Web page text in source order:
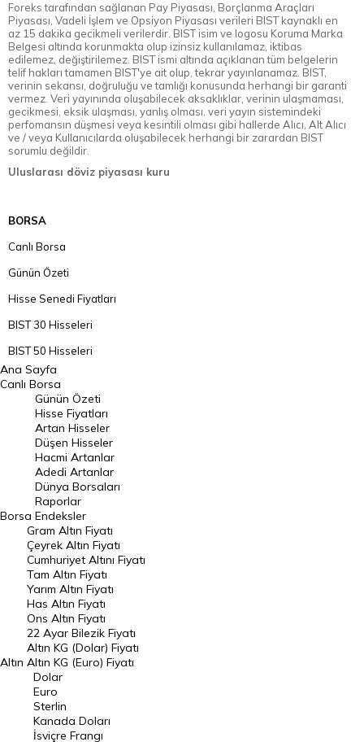
Foreks tarafından sağlanan Pay Piyasası, Borçlanma Araçları
Piyasası, Vadeli İşlem ve Opsiyon Piyasası verileri BIST kaynaklı en
az 15 dakika gecikmeli verilerdir. BIST isim ve logosu Koruma Marka
Belgesi altında korunmakta olup izinsiz kullanılamaz, iktibas
edilemez, değiştirilemez. BIST ismi altında açıklanan tüm belgelerin
telif hakları tamamen BIST'ye ait olup, tekrar yayınlanamaz. BIST,
verinin sekansı, doğruluğu ve tamlığı konusunda herhangi bir garanti
vermez. Veri yayınında oluşabilecek aksaklıklar, verinin ulaşmaması,
gecikmesi, eksik ulaşması, yanlış olması, veri yayın sistemindeki
perfomansın düşmesi veya kesintili olması gibi hallerde Alıcı, Alt Alıcı
ve / veya Kullanıcılarda oluşabilecek herhangi bir zarardan BIST
sorumlu değildir.
Uluslarası döviz piyasası kuru
BORSA
Canlı Borsa
Günün Özeti
Hisse Senedi Fiyatları
BIST 30 Hisseleri
BIST 50 Hisseleri
BIST 100 Hisseleri
En Çok Artan Hisseler
En Çok Düşen Hisseler
Hacmi Artanlar
Geçmiş Kapanışlar
Dünya Borsaları
Raporlar
Endeksler
DÖVİZ
Döviz Kuru
Dolar Kuru
Euro Kuru
Pound Kuru
Frank Kuru
Ana Sayfa
Canlı Borsa
Borsa
Günün Özeti
Hisse Fiyatları
Artan Hisseler
Düşen Hisseler
Hacmi Artanlar
Adedi Artanlar
Dünya Borsaları
Raporlar
Endeksler
Altın
Gram Altın Fiyatı
Çeyrek Altın Fiyatı
Cumhuriyet Altını Fiyatı
Tam Altın Fiyatı
Yarım Altın Fiyatı
Has Altın Fiyatı
Ons Altın Fiyatı
22 Ayar Bilezik Fiyatı
Altın KG (Dolar) Fiyatı
Altın KG (Euro) Fiyatı
Dolar
Euro
Sterlin
Kanada Doları
İsviçre Frangı